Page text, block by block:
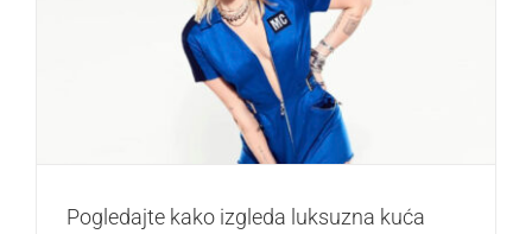
Pogledajte kako izgleda luksuzna kuća Miley Cyrus!
Zvezde
Pogledajte kako izgleda luksuzna kuća